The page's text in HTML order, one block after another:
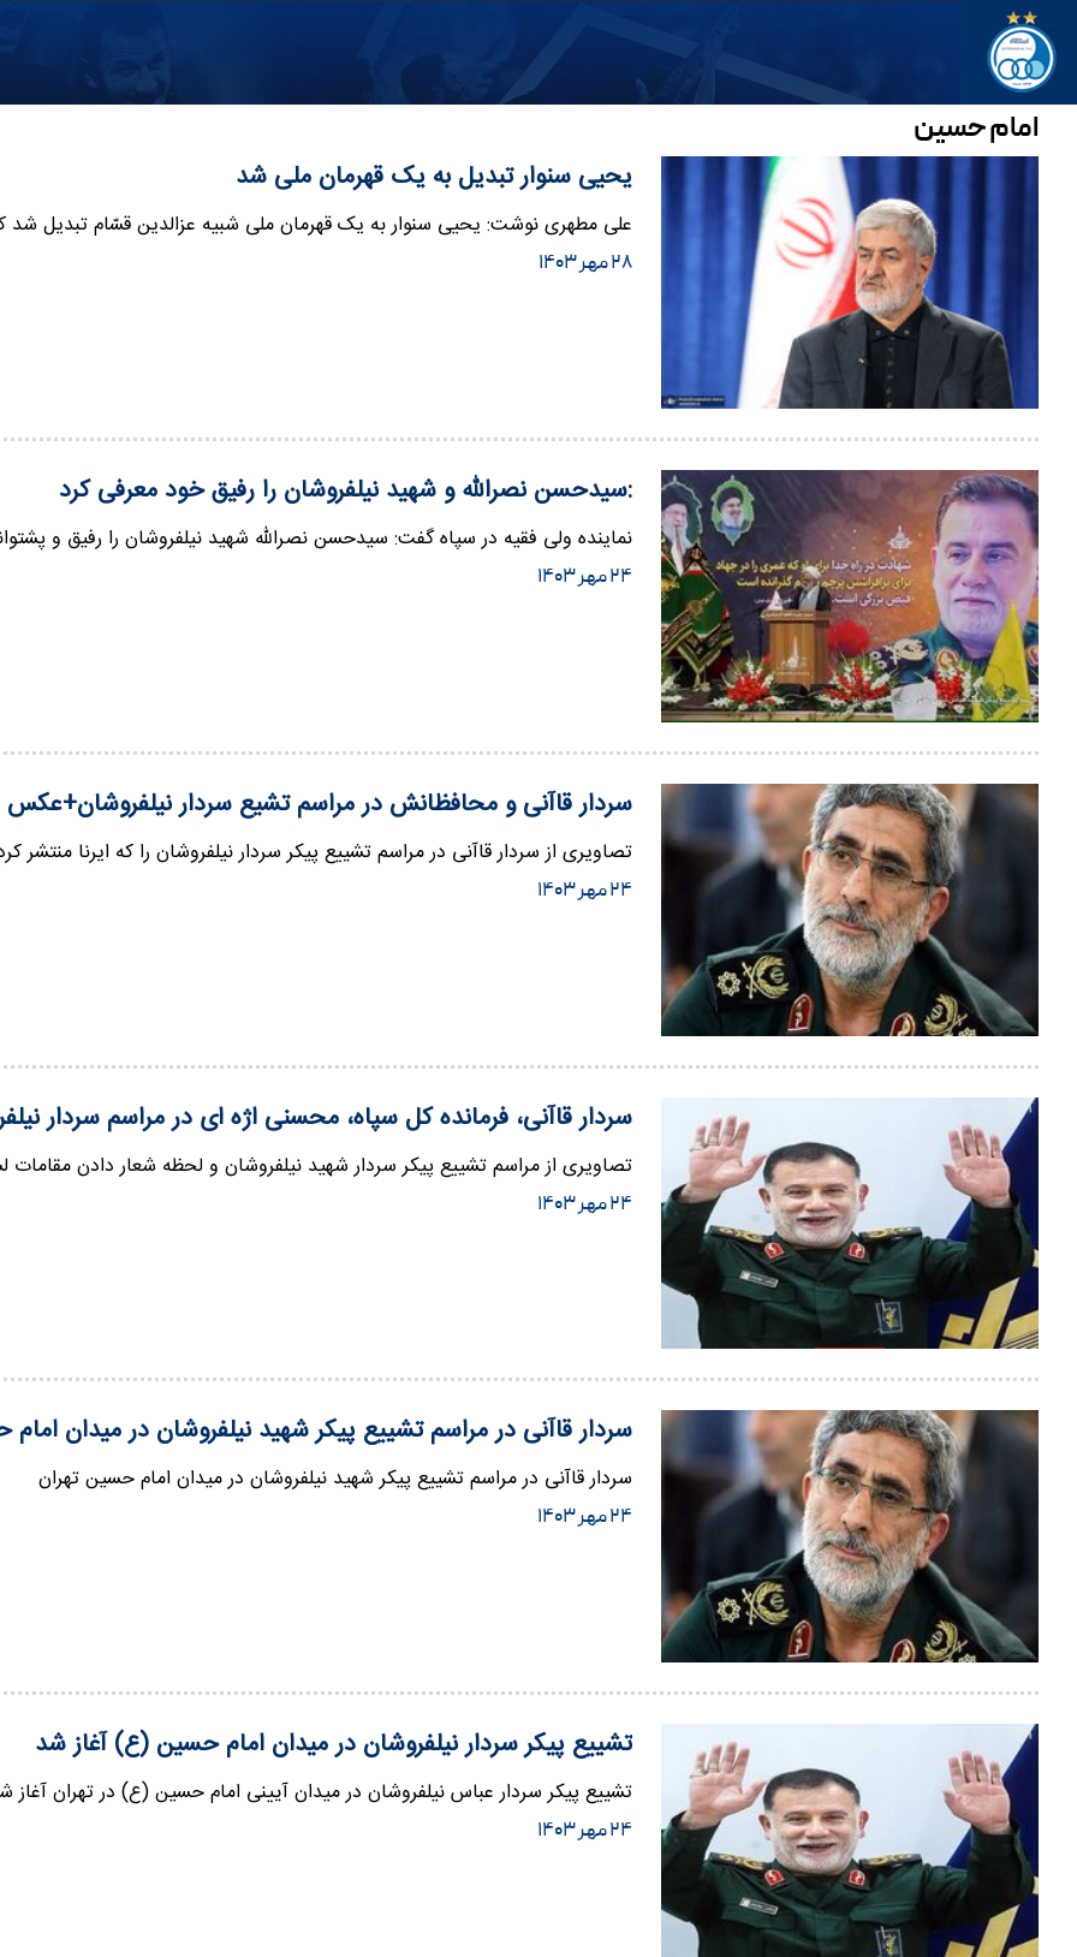
امام حسین
یحیی سنوار تبدیل به یک قهرمان ملی شد
علی مطهری نوشت: یحیی سنوار به یک قهرمان ملی شبیه عزالدین قسّام تبدیل شد
۲۸ مهر ۱۴۰۳
:سیدحسن نصرالله و شهید نیلفروشان را رفیق خود معرفی کرد
نماینده ولی فقیه در سپاه گفت: سیدحسن نصرالله شهید نیلفروشان را رفیق و
۲۴ مهر ۱۴۰۳
سردار قاآنی و محافظانش در مراسم تشیع سردار نیلفروشان+عکس
تصاویری از سردار قاآنی در مراسم تشییع پیکر سردار نیلفروشان را که ایرنا منتشر
۲۴ مهر ۱۴۰۳
سردار قاآنی، فرمانده کل سپاه، محسنی اژه ای در مراسم سردار
تصاویری از مراسم تشییع پیکر سردار شهید نیلفروشان و لحظه شعار دادن
۲۴ مهر ۱۴۰۳
سردار قاآنی در مراسم تشییع پیکر شهید نیلفروشان در میدان
سردار قاآنی در مراسم تشییع پیکر شهید نیلفروشان در میدان امام حسین تهران
۲۴ مهر ۱۴۰۳
تشییع پیکر سردار نیلفروشان در میدان امام حسین (ع) آغاز شد
تشییع پیکر سردار عباس نیلفروشان در میدان آیینی امام حسین (ع) در تهران آغاز
۲۴ مهر ۱۴۰۳